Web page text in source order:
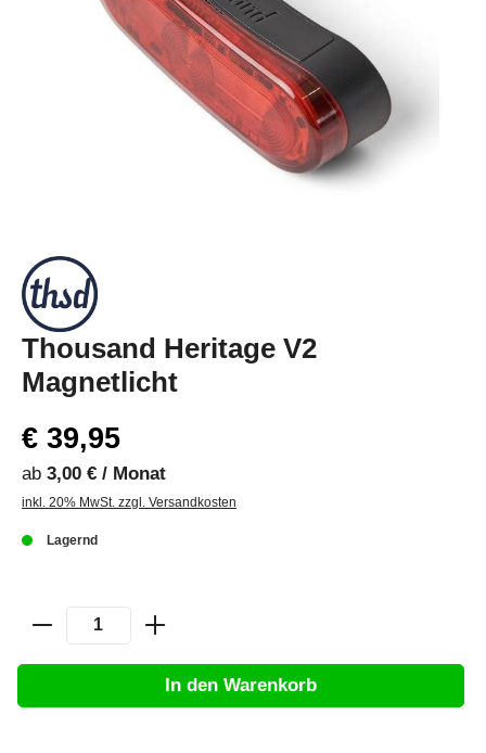
Thousand Heritage V2
Magnetlicht
€ 39,95
ab 3,00 € / Monat
inkl. 20% MwSt. zzgl. Versandkosten
Lagernd
In den Warenkorb